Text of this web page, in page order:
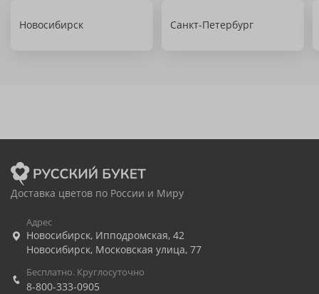
Новосибирск Санкт-Петербург
Доставка цветов по России и Миру
Адрес
Новосибирск, Ипподромская, 42
Новосибирск, Московская улица, 77
Бесплатно. Круглосуточно
8-800-333-0905